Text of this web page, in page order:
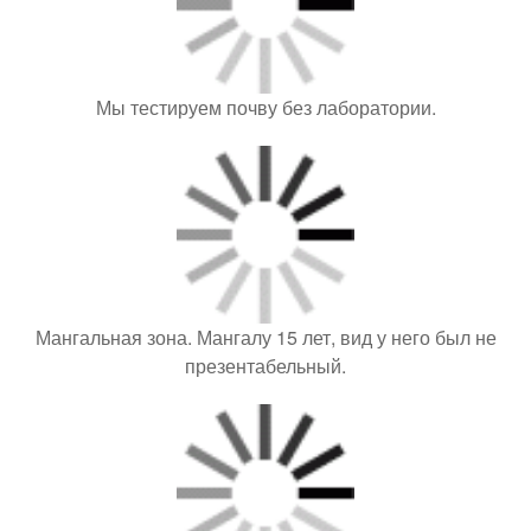
Мы тестируем почву без лаборатории.
Мангальная зона. Мангалу 15 лет, вид у него был не
презентабельный.